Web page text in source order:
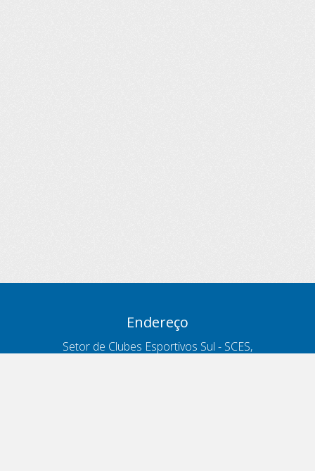
Endereço
Setor de Clubes Esportivos Sul - SCES,